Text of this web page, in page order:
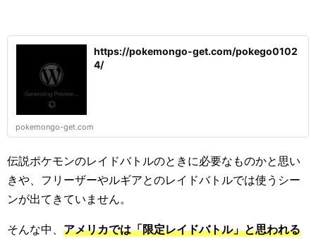
https://pokemongo-get.com/pokego0102
4/
pokemongo-get.com
伝説ポケモンのレイドバトルのときに必要なものかと思い
きや、フリーザーやルギアとのレイドバトルでは使うシー
ンが出てきていません。
そんな中、 アメリカでは「限定レイドバトル」と思われる